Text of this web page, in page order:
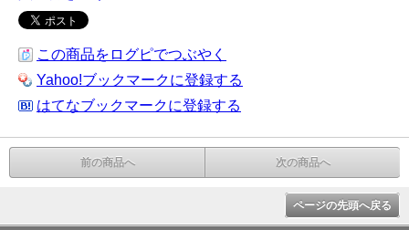
この商品をログピでつぶやく
Yahoo!ブックマークに登録する
はてなブックマークに登録する
前の商品へ 次の商品へ
ページの先頭へ戻る